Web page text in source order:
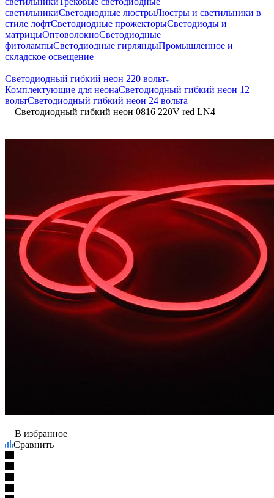
светильникиСветодиодные люстрыЛюстры и светильники в
стиле лофтСветодиодные прожекторыСветодиоды и
матрицыОптоволокноСветодиодные
фитолампыСветодиодные гирляндыПромышленное и
складское освещение
—
Светодиодный гибкий неон 220 вольт
Комплектующие для неонаСветодиодный гибкий неон 12
вольтСветодиодный гибкий неон 24 вольта
—Светодиодный гибкий неон 0816 220V red LN4
В избранное
Сравнить